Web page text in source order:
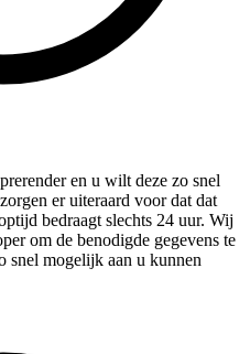
en u wilt deze zo snel
er uiteraard voor dat dat
bedraagt slechts 24 uur. Wij
om de benodigde gegevens te
snel mogelijk aan u kunnen